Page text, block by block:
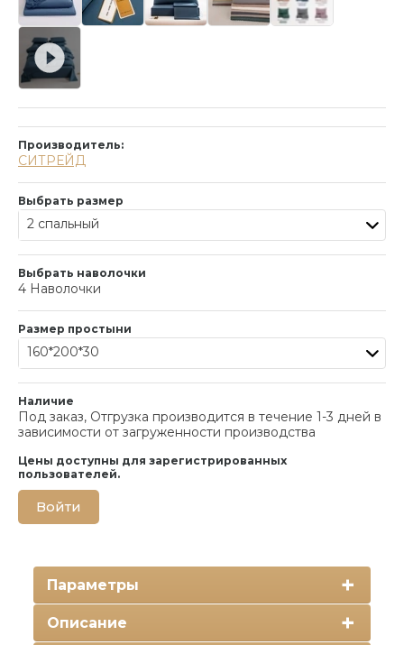
Производитель:
СИТРЕЙД
Выбрать размер
2 спальный
Выбрать наволочки
4 Наволочки
Размер простыни
160*200*30
Наличие
Под заказ, Отгрузка производится в течение 1-3 дней в
зависимости от загруженности производства
Цены доступны для зарегистрированных
пользователей.
Войти
Параметры
Описание